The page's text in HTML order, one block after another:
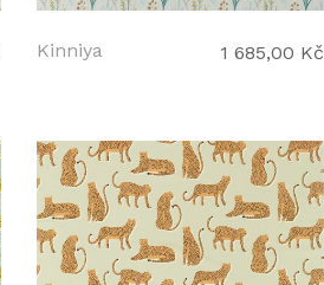
Kinniya 1 685,00 Kč